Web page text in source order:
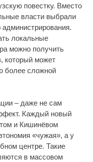
повестку. Вместо
власти выбрали
администрирования.
локальные
можно получить
который может
более сложной
– даже не сам
Каждый новый
и Кишинёвом
«чужая», а у
центре. Такие
в массовом